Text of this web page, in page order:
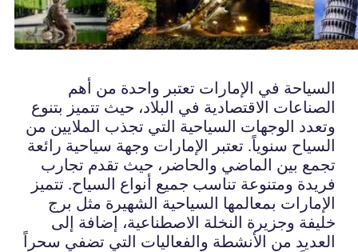
السياحة في الإمارات تعتبر واحدة من أهم
الصناعات الاقتصادية في البلاد، حيث تتميز بتنوع
وتعدد الوجهات السياحية التي تجذب الملايين من
السياح سنوياً. تعتبر الإمارات وجهة سياحية رائعة
تجمع بين الماضي والحاضر، حيث تقدم تجارب
فريدة ومتنوعة تناسب جميع أنواع السياح. تتميز
الإمارات بمعالمها السياحية الشهيرة مثل برج
خليفة وجزيرة النخلة الاصطناعية، إضافة إلى
العديد من الأنشطة والفعاليات التي تضفي سحراً